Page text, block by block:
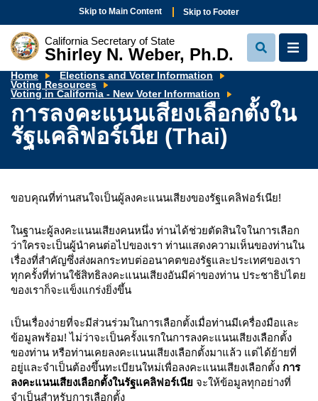
Skip to Main Content Skip to Footer
California Secretary of State
Shirley N. Weber, Ph.D.
View
Search
View
Home
Elections and Voter Information
Voting Resources
Voting in California - New Voter Information
การ
คะแนน
เสียง
แคลิฟอร์เนีย
การลงคะแนนเสียงเลือกตั้งใน
รัฐแคลิฟอร์เนีย (Thai)
ขอบคุณที่ท่านสนใจเป็นผู้ลงคะแนนเสียงของรัฐแคลิฟอร์เนีย!
ในฐานะผู้ลงคะแนนเสียงคนหนึ่ง ท่านได้ช่วยตัดสินใจในการเลือก
ว่าใครจะเป็นผู้นำคนต่อไปของเรา ท่านแสดงความเห็นของท่านใน
เรื่องที่สำคัญซึ่งส่งผลกระทบต่ออนาคตของรัฐและประเทศของเรา
ทุกครั้งที่ท่านใช้สิทธิลงคะแนนเสียงอันมีค่าของท่าน ประชาธิปไตย
ของเราก็จะแข็งแกร่งยิ่งขึ้น
เป็นเรื่องง่ายที่จะมีส่วนร่วมในการเลือกตั้งเมื่อท่านมีเครื่องมือและ
ข้อมูลพร้อม! ไม่ว่าจะเป็นครั้งแรกในการลงคะแนนเสียงเลือกตั้ง
ของท่าน หรือท่านเคยลงคะแนนเสียงเลือกตั้งมาแล้ว แต่ได้ย้ายที่
อยู่และจำเป็นต้องขึ้นทะเบียนใหม่เพื่อลงคะแนนเสียงเลือกตั้ง การ
ลงคะแนนเสียงเลือกตั้งในรัฐแคลิฟอร์เนีย จะให้ข้อมูลทุกอย่างที่
จำเป็นสำหรับการเลือกตั้ง